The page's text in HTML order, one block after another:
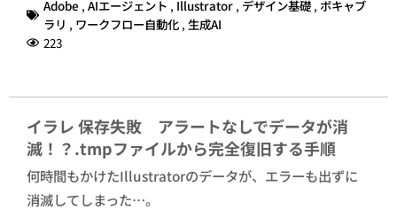
Adobe , AIエージェント , Illustrator , デザイン基礎 , ボキャブ
ラリ , ワークフロー自動化 , 生成AI
223
イラレ 保存失敗 アラートなしでデータが消
滅！？.tmpファイルから完全復旧する手順
何時間もかけたIllustratorのデータが、エラーも出ずに
消滅してしまった…。